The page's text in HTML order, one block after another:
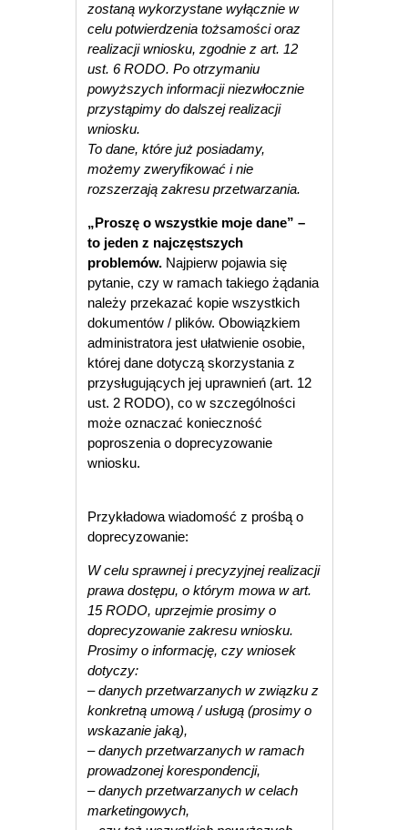
zostaną wykorzystane wyłącznie w
celu potwierdzenia tożsamości oraz
realizacji wniosku, zgodnie z art. 12
ust. 6 RODO. Po otrzymaniu
powyższych informacji niezwłocznie
przystąpimy do dalszej realizacji
wniosku.
To dane, które już posiadamy,
możemy zweryfikować i nie
rozszerzają zakresu przetwarzania.
„Proszę o wszystkie moje dane” –
to jeden z najczęstszych
problemów. Najpierw pojawia się
pytanie, czy w ramach takiego żądania
należy przekazać kopie wszystkich
dokumentów / plików. Obowiązkiem
administratora jest ułatwienie osobie,
której dane dotyczą skorzystania z
przysługujących jej uprawnień (art. 12
ust. 2 RODO), co w szczególności
może oznaczać konieczność
poproszenia o doprecyzowanie
wniosku.
Przykładowa wiadomość z prośbą o
doprecyzowanie:
W celu sprawnej i precyzyjnej realizacji
prawa dostępu, o którym mowa w art.
15 RODO, uprzejmie prosimy o
doprecyzowanie zakresu wniosku.
Prosimy o informację, czy wniosek
dotyczy:
– danych przetwarzanych w związku z
konkretną umową / usługą (prosimy o
wskazanie jaką),
– danych przetwarzanych w ramach
prowadzonej korespondencji,
– danych przetwarzanych w celach
marketingowych,